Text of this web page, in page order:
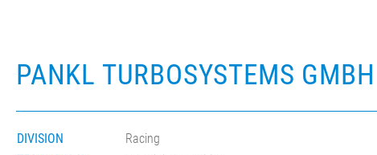
PANKL TURBOSYSTEMS GMBH
DIVISION
Racing